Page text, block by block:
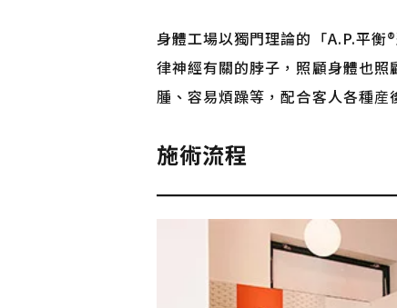
身體工場以獨門理論的「A.P.平衡
律神經有關的脖子，照顧身體也
腫、容易煩躁等，配合客人各種産
施術流程